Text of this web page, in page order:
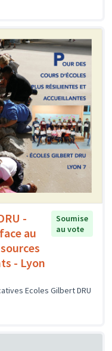
-
au
- Lyon
Soumise
au vote
Ecoles Gilbert DRU